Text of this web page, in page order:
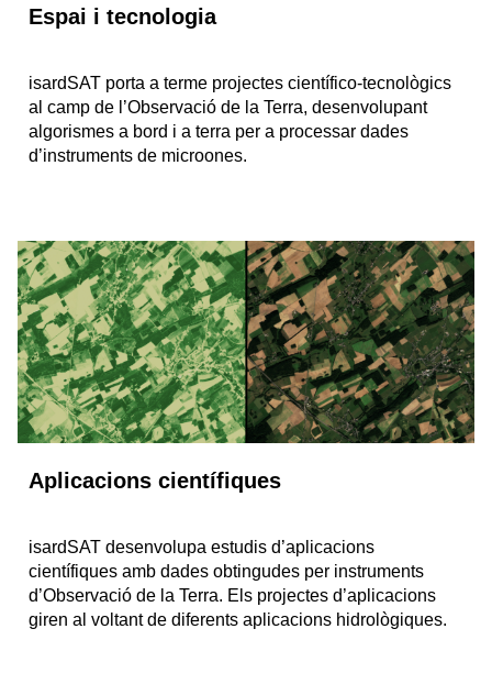
Espai i tecnologia
isardSAT porta a terme projectes científico-tecnològics
al camp de l’Observació de la Terra, desenvolupant
algorismes a bord i a terra per a processar dades
d’instruments de microones.
Aplicacions científiques
isardSAT desenvolupa estudis d’aplicacions
científiques amb dades obtingudes per instruments
d’Observació de la Terra. Els projectes d’aplicacions
giren al voltant de diferents aplicacions hidrològiques.